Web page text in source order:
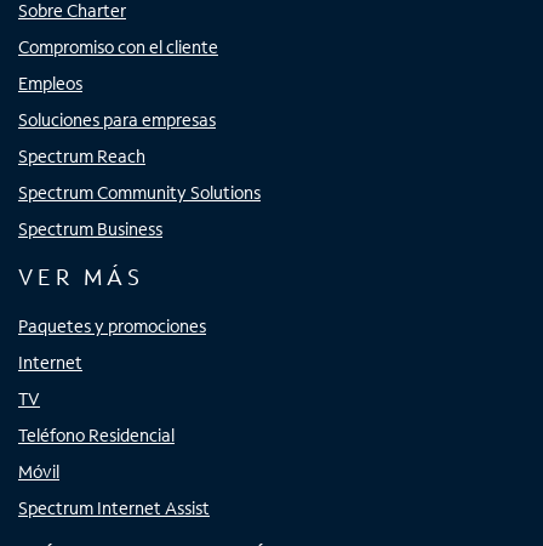
Sobre Charter
Compromiso con el cliente
Empleos
Soluciones para empresas
Spectrum Reach
Spectrum Community Solutions
Spectrum Business
VER MÁS
Paquetes y promociones
Internet
TV
Teléfono Residencial
Móvil
Spectrum Internet Assist